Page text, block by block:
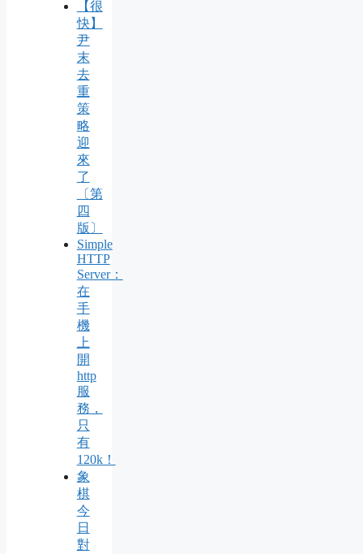
【很
快】
尹
末
去
重
策
略
迎
來
了
〔第
四
版〕
Simple
HTTP
Server：
在
手
機
上
開
http
服
務，
只
有
120k！
象
棋
今
日
對